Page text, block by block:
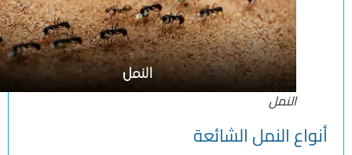
النمل
أنواع النمل الشائعة